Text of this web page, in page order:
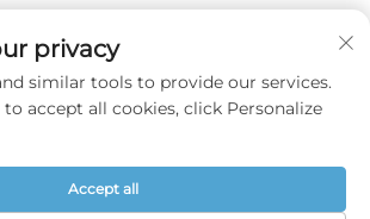
Guozi Rehabilitation Medical Co.,Ltd
privacy
similar tools to provide our services.
accept all cookies, click Personalize
Accept all